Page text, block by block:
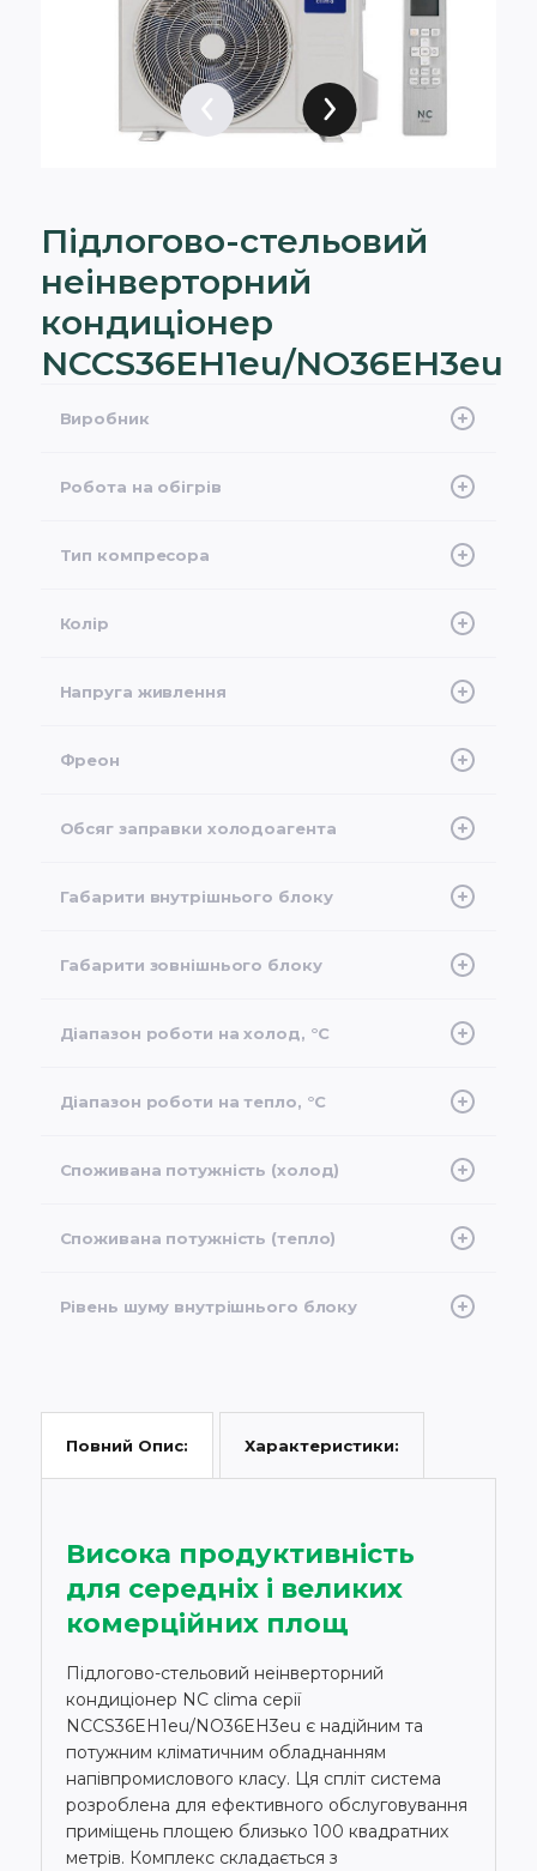
Підлогово-стельовий
неінверторний
кондиціонер
NCCS36EH1eu/NO36EH3eu
Виробник
Робота на обігрів
Тип компресора
Колір
Напруга живлення
Фреон
Обсяг заправки холодоагента
Габарити внутрішнього блоку
Габарити зовнішнього блоку
Діапазон роботи на холод, °C
Діапазон роботи на тепло, °C
Споживана потужність (холод)
Споживана потужність (тепло)
Рівень шуму внутрішнього блоку
Повний Опис: Характеристики:
Висока продуктивність
для середніх і великих
комерційних площ
Підлогово-стельовий неінверторний
кондиціонер NC clima серії
NCCS36EH1eu/NO36EH3eu є надійним та
потужним кліматичним обладнанням
напівпромислового класу. Ця спліт система
розроблена для ефективного обслуговування
приміщень площею близько 100 квадратних
метрів. Комплекс складається з